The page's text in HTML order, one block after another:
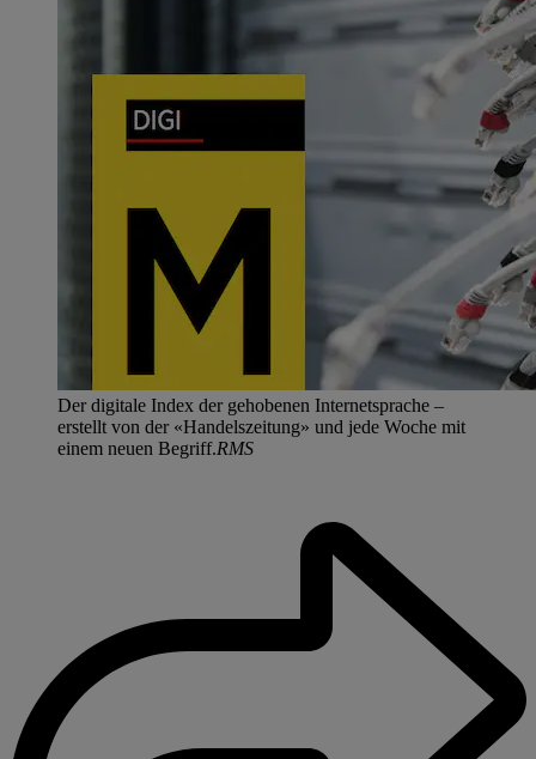
Der digitale Index der gehobenen Internetsprache –
erstellt von der «Handelszeitung» und jede Woche mit
einem neuen Begriff.RMS